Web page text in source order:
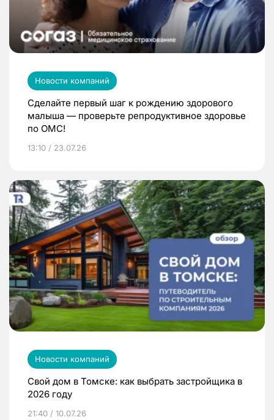
Новости компаний
Сделайте первый шаг к рождению здорового
малыша — проверьте репродуктивное здоровье
по ОМС!
13:10 / 23.07.26
Новости компаний
Свой дом в Томске: как выбрать застройщика в
2026 году
21:40 / 10.07.26